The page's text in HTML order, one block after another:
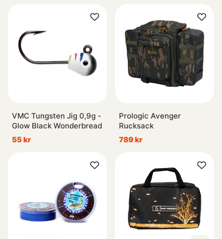
VMC Tungsten Jig 0,9g -
Glow Black Wonderbread
55 kr
Prologic Avenger
Rucksack
789 kr